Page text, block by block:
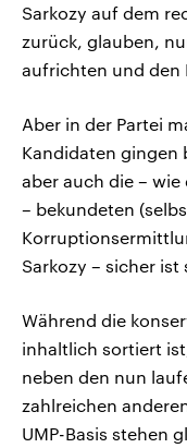
Sarkozy auf dem
zurück, glauben,
aufrichten und den
Aber in der Partei
Kandidaten gingen
aber auch die –
– bekundeten
Sarkozy – sicher ist
Während die
inhaltlich sortiert
neben den nun
zahlreichen
UMP-Basis stehen